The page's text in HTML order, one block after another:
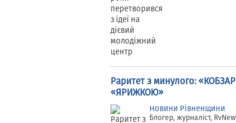
Раритет з минулого:
«ЯРИЖКОЮ»
Новини Рівненщини
Блогер, журналіст,